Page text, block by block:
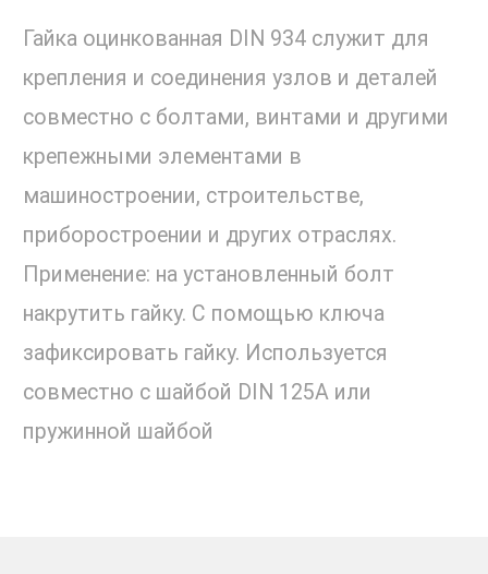
Гайка оцинкованная DIN 934 служит для
крепления и соединения узлов и деталей
совместно с болтами, винтами и другими
крепежными элементами в
машиностроении, строительстве,
приборостроении и других отраслях.
Применение: на установленный болт
накрутить гайку. С помощью ключа
зафиксировать гайку. Используется
совместно с шайбой DIN 125A или
пружинной шайбой